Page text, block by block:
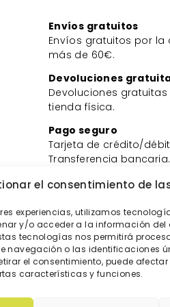
el consentimiento de
experiencias, utilizamos
y/o acceder a la información del
tecnologías nos permitirá
navegación o las identificaciones
el consentimiento, puede afectar
características y funciones.
Envíos gratuitos
Envíos gratuitos por la
más de 60€.
Devoluciones
Devoluciones
tienda física.
Pago seguro
Tarjeta de crédito/
Transferencia bancaria.